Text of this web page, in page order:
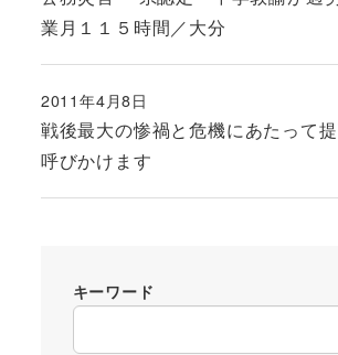
業月１１５時間／大分
戦後最大の惨禍と危機にあたって
呼びかけます
投稿日
2011年4月8日
キーワード